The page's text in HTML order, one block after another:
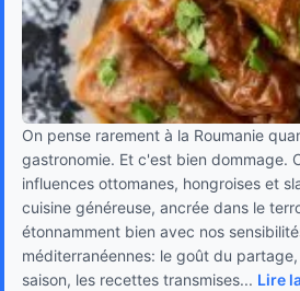
On pense rarement à la Roumanie
gastronomie. Et c'est bien dommage.
influences ottomanes, hongroises et
cuisine généreuse, ancrée dans le
étonnamment bien avec nos
méditerranéennes: le goût du
saison, les recettes transmises... Lire